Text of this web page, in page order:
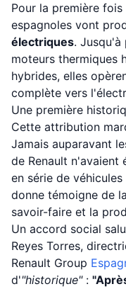
Pour la première
espagnoles vont
électriques. Jusqu'à
moteurs thermiques
hybrides, elles
complète vers
Une première
Cette attribution
Jamais auparavant
de Renault n'avaient
en série de
donne témoigne de
savoir-faire et la
Un accord social
Reyes Torres,
Renault Group
d'"historique":